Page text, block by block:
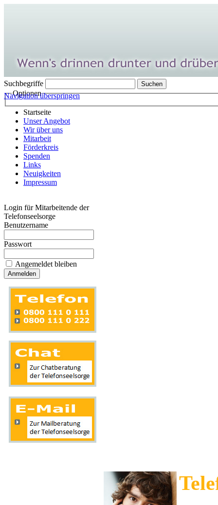
Suchbegriffe
Optionen
Navigation überspringen
Startseite
Unser Angebot
Wir über uns
Mitarbeit
Förderkreis
Spenden
Links
Neuigkeiten
Impressum
Login für Mitarbeitende der
Telefonseelsorge
Benutzername
Passwort
Angemeldet bleiben